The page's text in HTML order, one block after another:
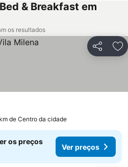
& Breakfast em
os resultados
Partilhar
de Centro da cidade
os preços
Ver preços